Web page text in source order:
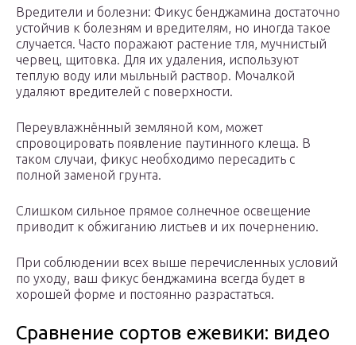
Вредители и болезни: Фикус бенджамина достаточно
устойчив к болезням и вредителям, но иногда такое
случается. Часто поражают растение тля, мучнистый
червец, щитовка. Для их удаления, используют
теплую воду или мыльный раствор. Мочалкой
удаляют вредителей с поверхности.
Переувлажнённый земляной ком, может
спровоцировать появление паутинного клеща. В
таком случаи, фикус необходимо пересадить с
полной заменой грунта.
Слишком сильное прямое солнечное освещение
приводит к обжиганию листьев и их почернению.
При соблюдении всех выше перечисленных условий
по уходу, ваш фикус бенджамина всегда будет в
хорошей форме и постоянно разрастаться.
Сравнение сортов ежевики: видео